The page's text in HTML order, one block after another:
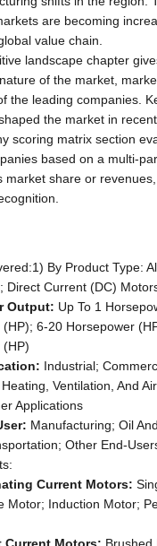
are becoming
value chain.
landscape chapter
of the market,
the leading companies.
the market in
scoring matrix section
based on a multi-
market share or
By Product Type:
Direct Current (DC)
Output: Up To 1
(HP); 6-20 Horsepower
(HP)
Industrial;
Ventilation, And
Applications
Manufacturing; Oil
Other End-
Current Motors:
Motor; Induction Motor;
Current Motors: Brushed